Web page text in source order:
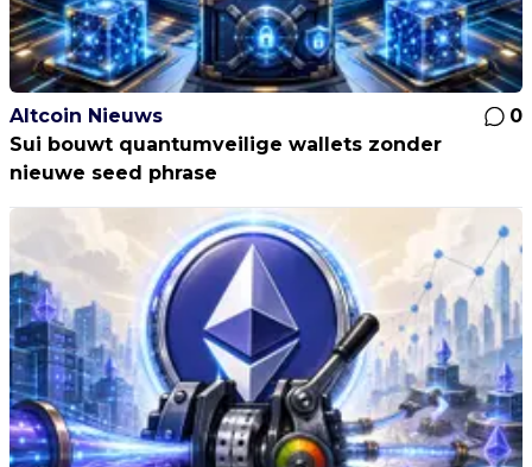
Altcoin Nieuws
0
Sui bouwt quantumveilige wallets zonder
nieuwe seed phrase